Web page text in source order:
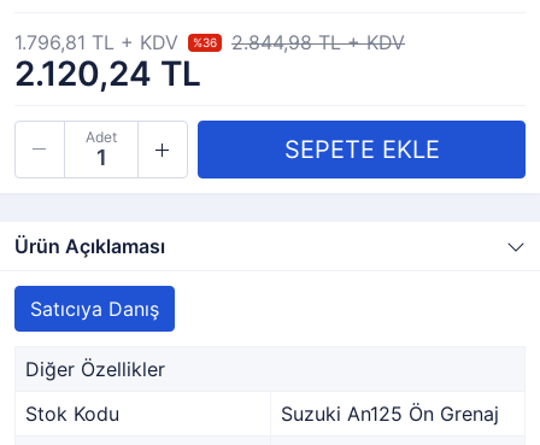
2.120,24 TL
1.796,81 TL + KDV %36 2.844,98 TL + KDV
Adet
Ürün Açıklaması
Satıcıya Danış
Diğer Özellikler
Stok Kodu
Suzuki An125 Ön Grenaj